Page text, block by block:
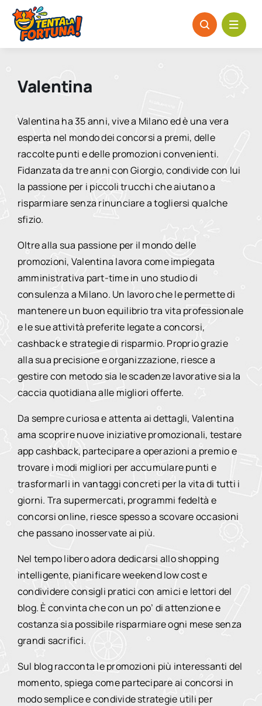
Salta
contenuto
Valentina
Valentina ha 35 anni, vive a Milano ed è una vera
esperta nel mondo dei concorsi a premi, delle
raccolte punti e delle promozioni convenienti.
Fidanzata da tre anni con Giorgio, condivide con lui
la passione per i piccoli trucchi che aiutano a
risparmiare senza rinunciare a togliersi qualche
sfizio.
Oltre alla sua passione per il mondo delle
promozioni, Valentina lavora come impiegata
amministrativa part-time in uno studio di
consulenza a Milano. Un lavoro che le permette di
mantenere un buon equilibrio tra vita professionale
e le sue attività preferite legate a concorsi,
cashback e strategie di risparmio. Proprio grazie
alla sua precisione e organizzazione, riesce a
gestire con metodo sia le scadenze lavorative sia la
caccia quotidiana alle migliori offerte.
Da sempre curiosa e attenta ai dettagli, Valentina
ama scoprire nuove iniziative promozionali, testare
app cashback, partecipare a operazioni a premio e
trovare i modi migliori per accumulare punti e
trasformarli in vantaggi concreti per la vita di tutti i
giorni. Tra supermercati, programmi fedeltà e
concorsi online, riesce spesso a scovare occasioni
che passano inosservate ai più.
Nel tempo libero adora dedicarsi allo shopping
intelligente, pianificare weekend low cost e
condividere consigli pratici con amici e lettori del
blog. È convinta che con un po’ di attenzione e
costanza sia possibile risparmiare ogni mese senza
grandi sacrifici.
Sul blog racconta le promozioni più interessanti del
momento, spiega come partecipare ai concorsi in
modo semplice e condivide strategie utili per